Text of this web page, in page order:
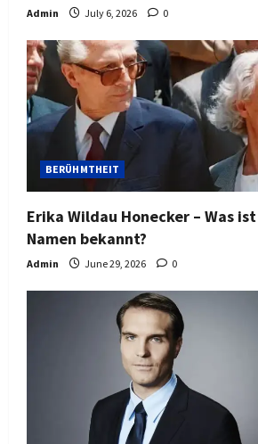
Admin July 6, 2026 0
BERÜHMTHEIT
Erika Wildau Honecker – Was
Namen bekannt?
Admin June 29, 2026 0